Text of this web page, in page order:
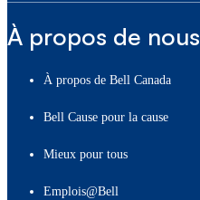
À propos de nous
À propos de Bell Canada
Bell Cause pour la cause
Mieux pour tous
Emplois@Bell